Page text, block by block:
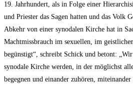
19. Jahr­hun­dert, als in Fol­ge einer
und Pries­ter das Sagen hat­ten und das Volk
Abkehr von einer syn­oda­len Kir­che hat in
Macht­miss­brauch im sexu­el­len, im
begüns­tigt“, schreibt Schick und betont:
syn­oda­le Kir­che wer­den, in der mög­lichst
begeg­nen und ein­an­der zuhö­ren,